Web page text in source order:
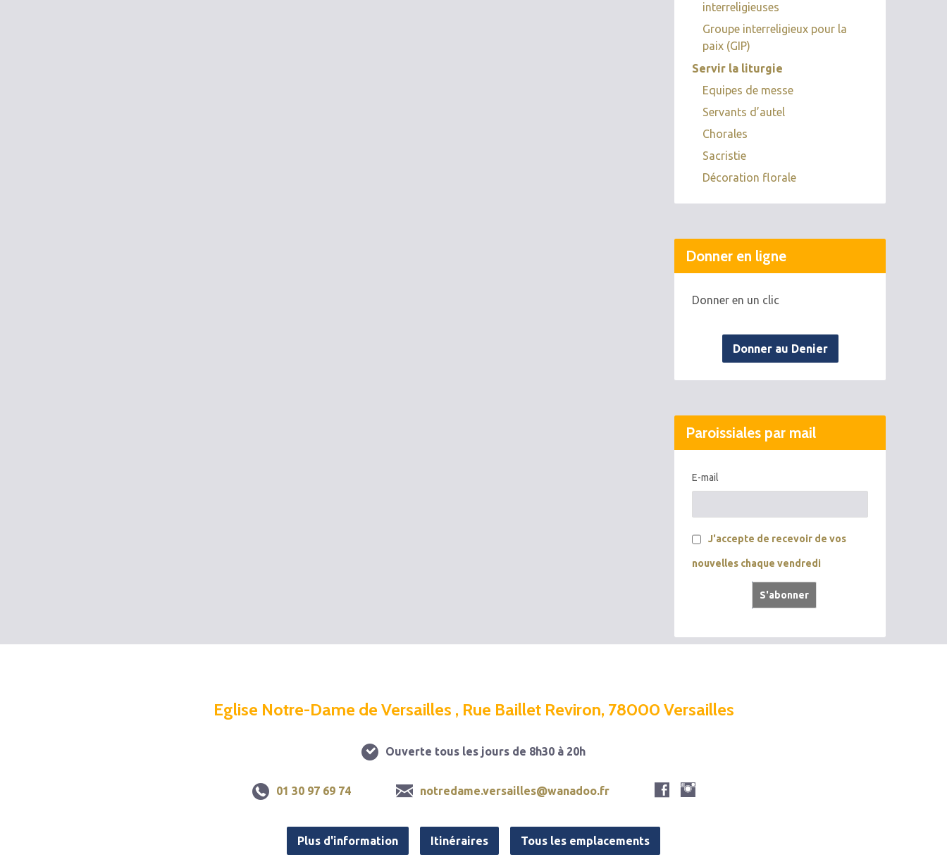
interreligieuses
Groupe interreligieux pour la
paix (GIP)
Servir la liturgie
Equipes de messe
Servants d’autel
Chorales
Sacristie
Décoration florale
Donner en ligne
Donner en un clic
Donner au Denier
Paroissiales par mail
E-mail
J'accepte de recevoir de vos
nouvelles chaque vendredi
Eglise Notre-Dame de Versailles , Rue Baillet Reviron, 78000 Versailles
Ouverte tous les jours de 8h30 à 20h
01 30 97 69 74 notredame.versailles@wanadoo.fr
Plus d'information Itinéraires Tous les emplacements